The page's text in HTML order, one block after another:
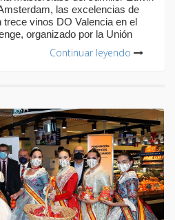
las excelencias de
vinos DO Valencia en el
organizado por la Unión
Continuar leyendo